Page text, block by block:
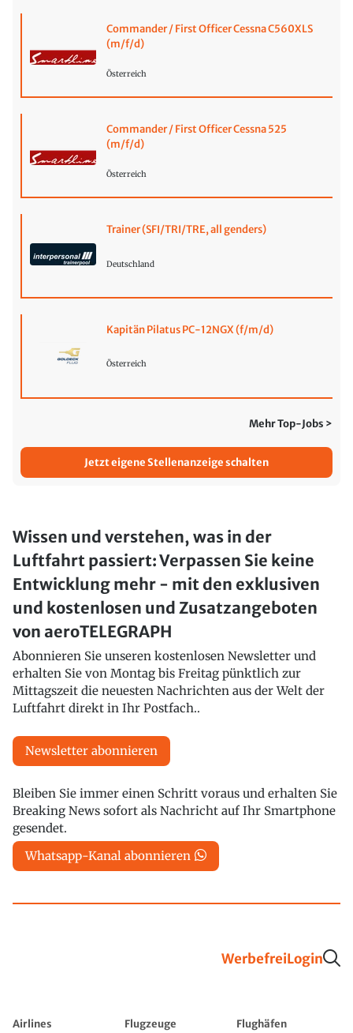
Commander / First Officer Cessna C560XLS
(m/f/d)
Österreich
Commander / First Officer Cessna 525
(m/f/d)
Österreich
Trainer (SFI/TRI/TRE, all genders)
Deutschland
Kapitän Pilatus PC-12NGX (f/m/d)
Österreich
Mehr Top-Jobs >
Jetzt eigene Stellenanzeige schalten
Wissen und verstehen, was in der
Luftfahrt passiert: Verpassen Sie keine
Entwicklung mehr - mit den exklusiven
und kostenlosen und Zusatzangeboten
von aeroTELEGRAPH
Abonnieren Sie unseren kostenlosen Newsletter und
erhalten Sie von Montag bis Freitag pünktlich zur
Mittagszeit die neuesten Nachrichten aus der Welt der
Luftfahrt direkt in Ihr Postfach..
Newsletter abonnieren
Bleiben Sie immer einen Schritt voraus und erhalten Sie
Breaking News sofort als Nachricht auf Ihr Smartphone
gesendet.
Whatsapp-Kanal abonnieren
WerbefreiLogin
Airlines Flugzeuge
Flughäfen